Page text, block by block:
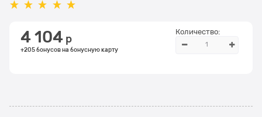
4 104 р
+205 бонусов на бонусную карту
Количество: